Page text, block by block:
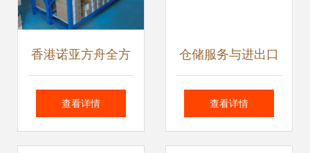
香港诺亚方舟全方
位物流与贸易解决
查看详情
仓储服务与进出口
代理 现代物流的核
查看详情